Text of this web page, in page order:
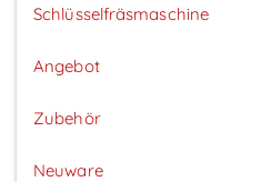
Schlüsselfräsmaschine
Angebot
Zubehör
Neuware